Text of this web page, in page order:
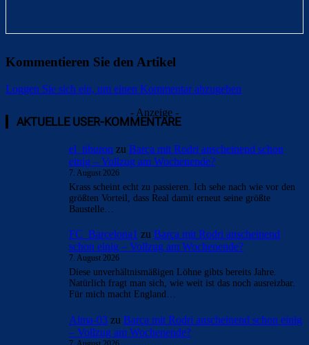
Kommentieren Sie den Artikel
Loggen Sie sich ein, um einen Kommentar abzugeben